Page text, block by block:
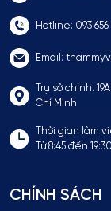
Hotline: 093 656
Email:
Trụ sở chính:
Chí Minh
Thời gian làm
Từ 8:45 đến
CHÍNH SÁCH